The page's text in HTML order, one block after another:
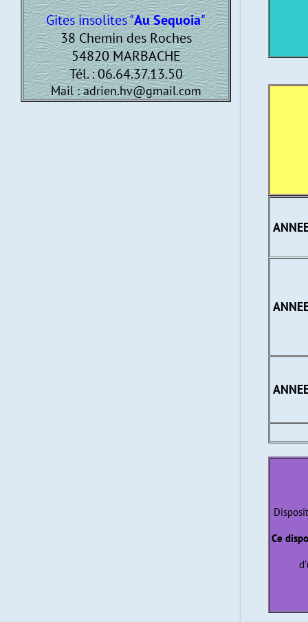
Gites insolites "Au Sequoia"
38 Chemin des Roches
54820 MARBACHE
Tél. : 06.64.37.13.50
Mail : adrien.hv@gmail.com
Ce